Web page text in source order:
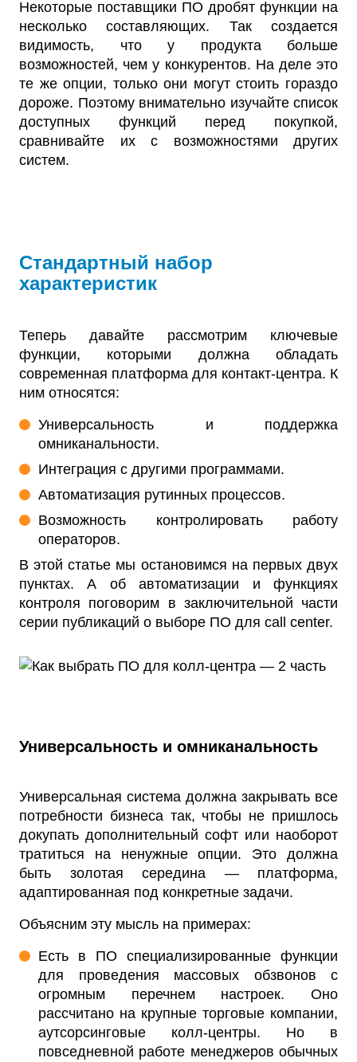
Некоторые поставщики ПО дробят функции на
несколько составляющих. Так создается
видимость, что у продукта больше
возможностей, чем у конкурентов. На деле это
те же опции, только они могут стоить гораздо
дороже. Поэтому внимательно изучайте список
доступных функций перед покупкой,
сравнивайте их с возможностями других
систем.
Стандартный набор
характеристик
Теперь давайте рассмотрим ключевые
функции, которыми должна обладать
современная платформа для контакт-центра. К
ним относятся:
Универсальность и поддержка
омниканальности.
Интеграция с другими программами.
Автоматизация рутинных процессов.
Возможность контролировать работу
операторов.
В этой статье мы остановимся на первых двух
пунктах. А об автоматизации и функциях
контроля поговорим в заключительной части
серии публикаций о выборе ПО для call center.
Универсальность и омниканальность
Универсальная система должна закрывать все
потребности бизнеса так, чтобы не пришлось
докупать дополнительный софт или наоборот
тратиться на ненужные опции. Это должна
быть золотая середина — платформа,
адаптированная под конкретные задачи.
Объясним эту мысль на примерах:
Есть в ПО специализированные функции
для проведения массовых обзвонов с
огромным перечнем настроек. Оно
рассчитано на крупные торговые компании,
аутсорсинговые колл-центры. Но в
повседневной работе менеджеров обычных